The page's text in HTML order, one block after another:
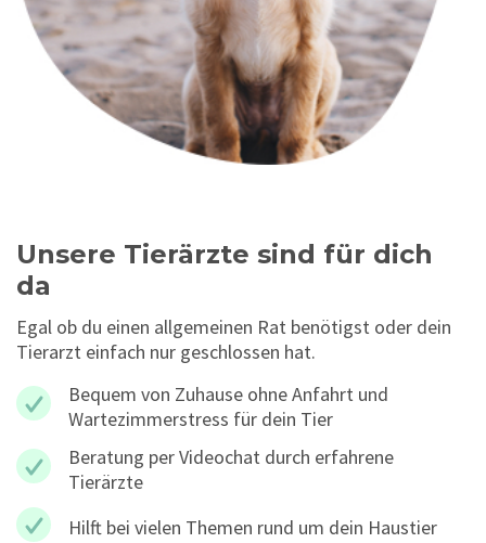
Unsere Tierärzte sind für dich
da
Egal ob du einen allgemeinen Rat benötigst oder dein
Tierarzt einfach nur geschlossen hat.
Bequem von Zuhause ohne Anfahrt und
Wartezimmerstress für dein Tier
Beratung per Videochat durch erfahrene
Tierärzte
Hilft bei vielen Themen rund um dein Haustier